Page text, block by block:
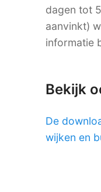
dagen tot
aanvinkt)
informatie
Bekijk
De
wijken en